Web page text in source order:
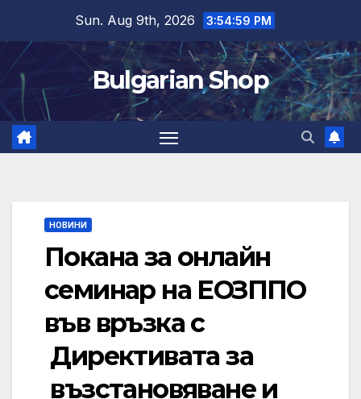
content
Sun. Aug 9th, 2026 3:55:00 PM
Bulgarian Shop
НОВИНИ
Покана за онлайн
семинар на ЕОЗППО
във връзка с
Директивата за
възстановяване и